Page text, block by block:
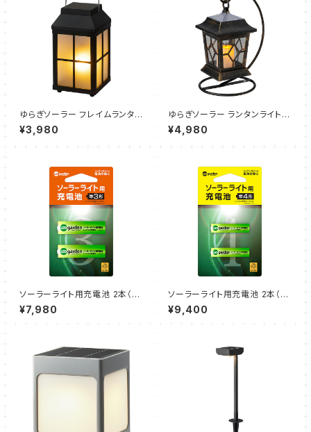
ゆらぎソーラー フレイムランタン
ウェスタ ブラック（1個）タカショ
ー
¥3,980
ゆらぎソーラー ランタンライト
ルシア ブラック（1個）タカショー
¥4,980
ソーラーライト用充電池 2本（単
3形）10個セット（タカショー）
¥7,980
ソーラーライト用充電池 2本（単
4形）10個セット（タカショー）
¥9,400